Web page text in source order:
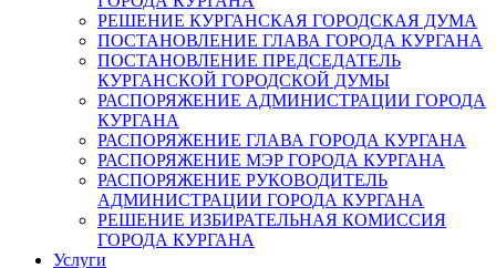
РЕШЕНИЕ КУРГАНСКАЯ ГОРОДСКАЯ ДУМА
ПОСТАНОВЛЕНИЕ ГЛАВА ГОРОДА КУРГАНА
ПОСТАНОВЛЕНИЕ ПРЕДСЕДАТЕЛЬ
КУРГАНСКОЙ ГОРОДСКОЙ ДУМЫ
РАСПОРЯЖЕНИЕ АДМИНИСТРАЦИИ ГОРОДА
КУРГАНА
РАСПОРЯЖЕНИЕ ГЛАВА ГОРОДА КУРГАНА
РАСПОРЯЖЕНИЕ МЭР ГОРОДА КУРГАНА
РАСПОРЯЖЕНИЕ РУКОВОДИТЕЛЬ
АДМИНИСТРАЦИИ ГОРОДА КУРГАНА
РЕШЕНИЕ ИЗБИРАТЕЛЬНАЯ КОМИССИЯ
ГОРОДА КУРГАНА
Услуги